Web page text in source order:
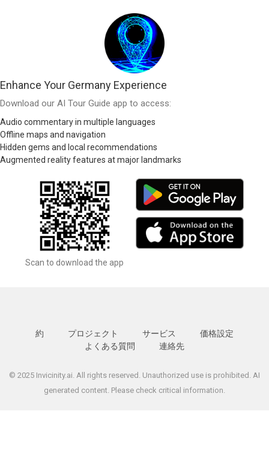
Enhance Your Germany Experience
Download our AI Tour Guide app to access:
Audio commentary in multiple languages
Offline maps and navigation
Hidden gems and local recommendations
Augmented reality features at major landmarks
Scan to download the app
約 プロジェクト サービス
価格設定
よくある質問
連絡先
© 2025 Invicinity.ai. All rights reserved. Unauthorized use is prohibited. AI
generated content. Please check critical information.